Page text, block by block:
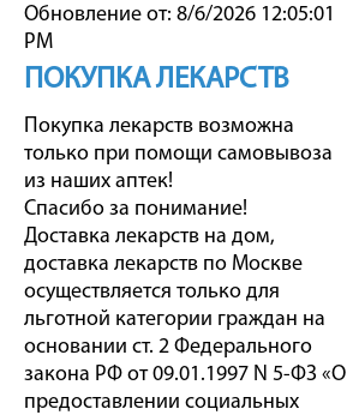
Обновление от: 8/6/2026 12:05:01
PM
ПОКУПКА ЛЕКАРСТВ
Покупка лекарств возможна
только при помощи самовывоза
из наших аптек!
Спасибо за понимание!
Доставка лекарств на дом,
доставка лекарств по Москве
осуществляется только для
льготной категории граждан на
основании ст. 2 Федерального
закона РФ от 09.01.1997 N 5-ФЗ «О
предоставлении социальных